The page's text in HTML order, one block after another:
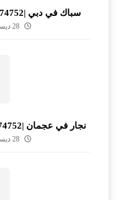
سباك في دبي |0545574752| اعمال سباكة في دبي
28 ديسمبر، 2024
نجار في عجمان |0545574752|نجار رخيص في عجمان
28 ديسمبر، 2024